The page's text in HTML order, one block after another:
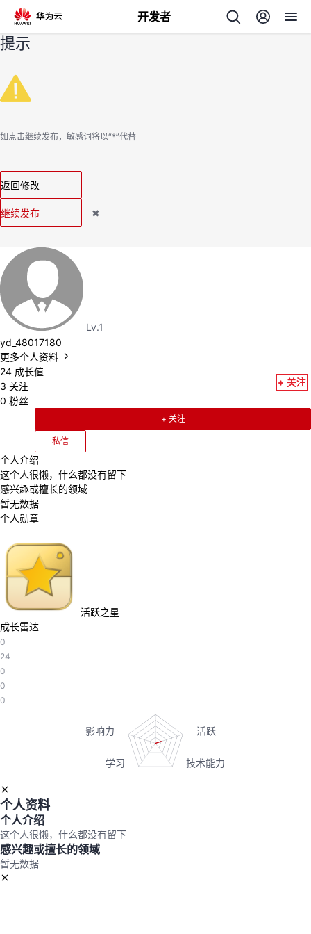
开发者
返
人
页
我
开
发
者
我
的
客
我
论
坛
的
圈
我
的
播
我
活
的
开
发
者
学
我
的
程
我
认
的
我
的
Programs
我
支
持
我
的
技
支
我
的
声
提示
如点击继续发布，敏感词将以“*”代替
返回修改
继续发布 ✖
Lv.1
yd_48017180
更多个人资料
24 成长值
3 关注
0 粉丝
+ 关注
私信
个人介绍
这个人很懒，什么都没有留下
感兴趣或擅长的领域
暂无数据
个人勋章
活跃之星
成长雷达
0
24
0
0
0
个人资料
个人介绍
这个人很懒，什么都没有留下
感兴趣或擅长的领域
暂无数据
+ 关注
+ 关注
+ 关注